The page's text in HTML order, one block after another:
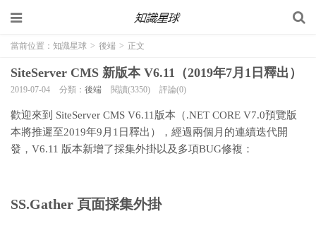
當前位置： 知識星球 > 後端 > 正文
SiteServer CMS 新版本 V6.11（2019年7月1日釋出）
2019-07-04 分類： 後端 閱讀(3350) 評論(0)
歡迎來到 SiteServer CMS V6.11版本（.NET CORE V7.0預覽版
本將推遲至2019年9月1日釋出），經過兩個月的連續迭代開
發，V6.11 版本新增了採集外掛以及多項BUG修複：
SS.Gather 頁面採集外掛